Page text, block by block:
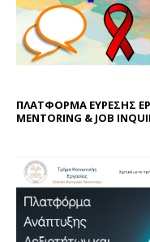
ΠΛΑΤΦΟΡΜΑ ΕΥΡΕΣΗΣ
MENTORING & JOB